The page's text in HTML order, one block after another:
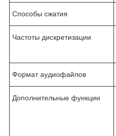
Способы сжатия
Частоты дискретизации
Формат аудиофайлов
Дополнительные функции